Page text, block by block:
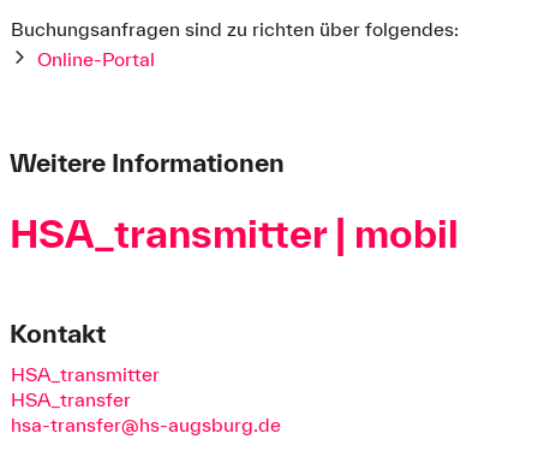
Buchungsanfragen sind zu richten über folgendes:
Online-Portal
Weitere Informationen
HSA_transmitter | mobil
Kontakt
HSA_transmitter
HSA_transfer
hsa-transfer@hs-augsburg.de